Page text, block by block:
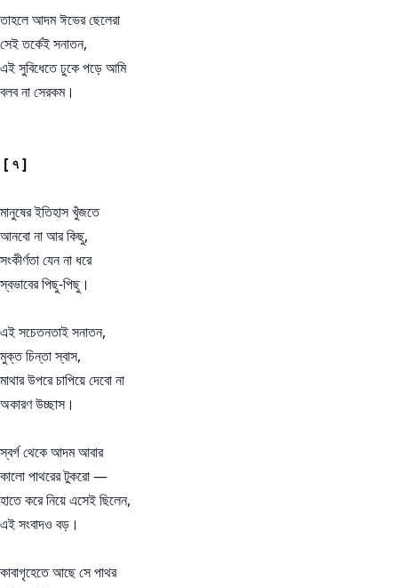
তাহলে আদম ঈভের ছেলেরা
সেই তর্কেই সনাতন,
এই সুবিধেতে ঢুকে পড়ে আমি
বলব না সেরকম।
[ ৭ ]
মানুষের ইতিহাস খুঁজতে
আনবো না আর কিছু,
সংকীর্ণতা যেন না ধরে
স্বভাবের পিছু-পিছু।
এই সচেতনতাই সনাতন,
মুক্ত চিন্তা স্বাস,
মাথার উপরে চাপিয়ে দেবো না
অকারণ উচ্ছাস।
স্বর্গ থেকে আদম আবার
কালো পাথরের টুকরো —
হাতে করে নিয়ে এসেই ছিলেন,
এই সংবাদও বড়।
কাবাগৃহেতে আছে সে পাথর